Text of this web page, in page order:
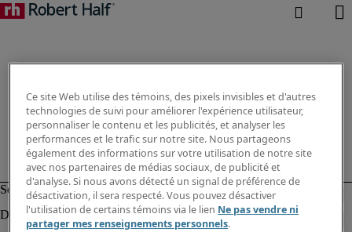
Ce site Web utilise des témoins, des pixels invisibles et d'autres
technologies de suivi pour améliorer l'expérience utilisateur,
personnaliser le contenu et les publicités, et analyser les
performances et le trafic sur notre site. Nous partageons
également des informations sur votre utilisation de notre site
avec nos partenaires de médias sociaux, de publicité et
d'analyse. Si nous avons détecté un signal de préférence de
désactivation, il sera respecté. Vous pouvez désactiver
l'utilisation de certains témoins via le lien Ne pas vendre ni
partager mes renseignements personnels.